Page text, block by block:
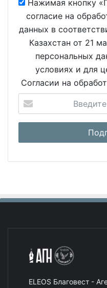
Нажимая кнопку
согласие на
данных в
Казахстан от 21
персональных
условиях и для
Согласии на
ELEOS Благовест -